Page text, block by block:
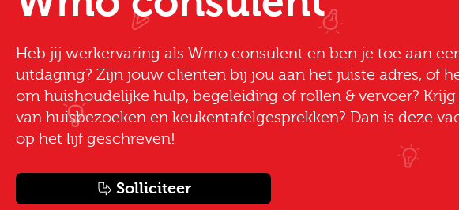
Heb jij werkervaring als Wmo consulent en ben je toe aan
uitdaging? Zijn jouw cliënten bij jou aan het juiste adres, of
om huishoudelijke hulp, begeleiding of rollen & vervoer?
van huisbezoeken en keukentafelgesprekken? Dan is deze
op het lijf geschreven!
Solliciteer